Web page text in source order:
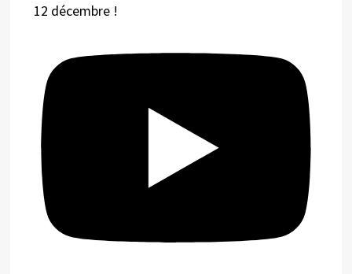
12 décembre !